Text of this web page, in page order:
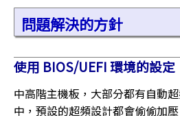
問題解決的方針
使用 BIOS/UEFI 環境的設定
中高階主機板，大部分都有自動
中，預設的超頻設計都會偷偷加